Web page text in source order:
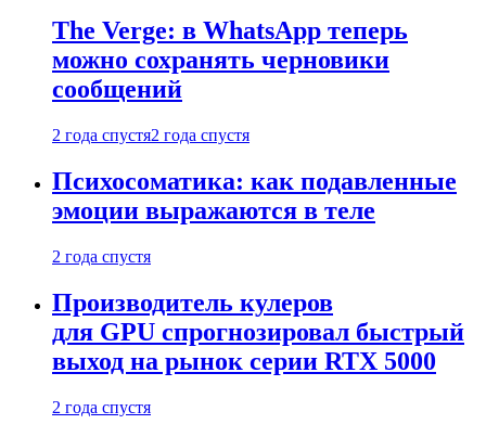
The Verge: в WhatsApp теперь
можно сохранять черновики
сообщений
2 года спустя2 года спустя
Психосоматика: как подавленные
эмоции выражаются в теле
2 года спустя
Производитель кулеров
для GPU спрогнозировал быстрый
выход на рынок серии RTX 5000
2 года спустя